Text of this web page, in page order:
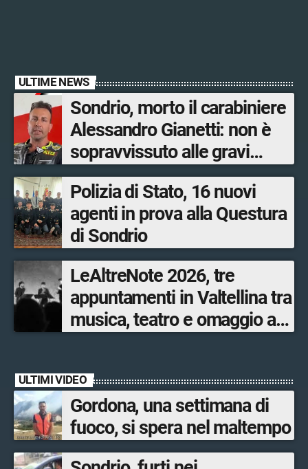
ULTIME NEWS
Sondrio, morto il carabiniere
Alessandro Gianetti: non è
sopravvissuto alle gravi
ustioni
Polizia di Stato, 16 nuovi
agenti in prova alla Questura
di Sondrio
LeAltreNote 2026, tre
appuntamenti in Valtellina tra
musica, teatro e omaggio a
ULTIMI VIDEO
Gordona, una settimana di
fuoco, si spera nel maltempo